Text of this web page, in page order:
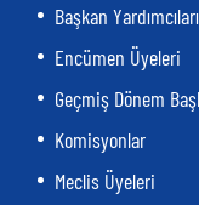
Başkan Yardımcıları
Encümen Üyeleri
Geçmiş Dönem
Komisyonlar
Meclis Üyeleri